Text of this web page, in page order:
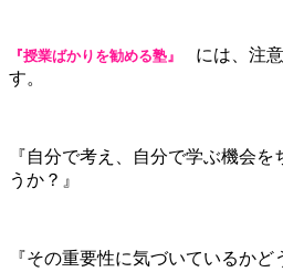
『授業ばかりを勧める塾』 には、注
す。
『自分で考え、自分で学ぶ機会
うか？』
『その重要性に気づいているかど